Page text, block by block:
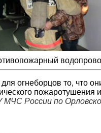
для огнеборцов то, что
пожаротушения
МЧС России по